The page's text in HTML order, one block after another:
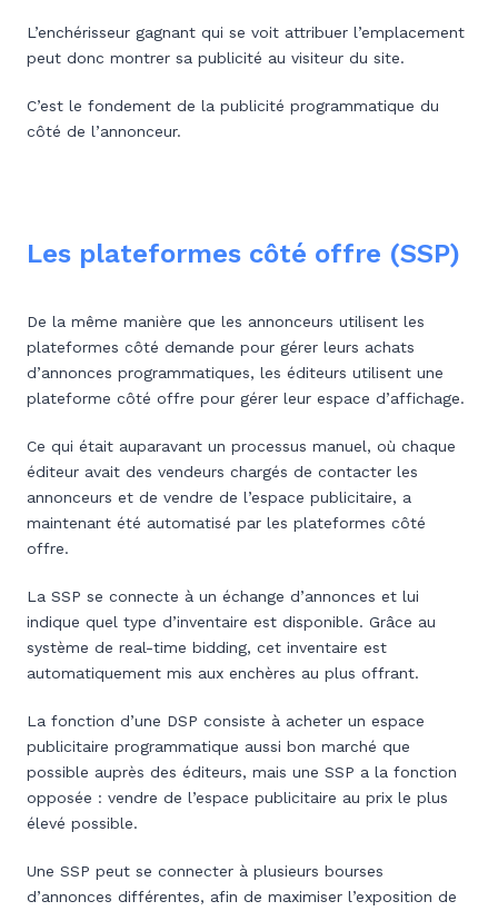
L’enchérisseur gagnant qui se voit attribuer l’emplacement
peut donc montrer sa publicité au visiteur du site.
C’est le fondement de la publicité programmatique du
côté de l’annonceur.
Les plateformes côté offre (SSP)
De la même manière que les annonceurs utilisent les
plateformes côté demande pour gérer leurs achats
d’annonces programmatiques, les éditeurs utilisent une
plateforme côté offre pour gérer leur espace d’affichage.
Ce qui était auparavant un processus manuel, où chaque
éditeur avait des vendeurs chargés de contacter les
annonceurs et de vendre de l’espace publicitaire, a
maintenant été automatisé par les plateformes côté
offre.
La SSP se connecte à un échange d’annonces et lui
indique quel type d’inventaire est disponible. Grâce au
système de real-time bidding, cet inventaire est
automatiquement mis aux enchères au plus offrant.
La fonction d’une DSP consiste à acheter un espace
publicitaire programmatique aussi bon marché que
possible auprès des éditeurs, mais une SSP a la fonction
opposée : vendre de l’espace publicitaire au prix le plus
élevé possible.
Une SSP peut se connecter à plusieurs bourses
d’annonces différentes, afin de maximiser l’exposition de